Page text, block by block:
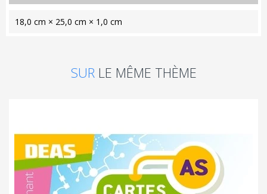
18,0 cm × 25,0 cm × 1,0 cm
SUR LE MÊME THÈME